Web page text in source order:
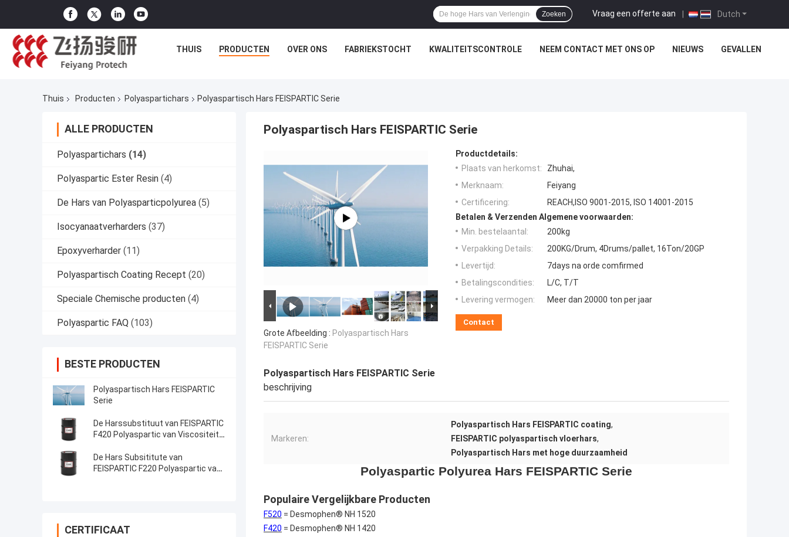
Dutch
Vraag een offerte aan |
Zoeken
THUIS PRODUCTEN OVER ONS FABRIEKSTOCHT KWALITEITSCONTROLE NEEM CONTACT MET ONS OP NIEUWS GEVALLEN
Thuis Producten Polyaspartichars Polyaspartisch Hars FEISPARTIC Serie
ALLE PRODUCTEN
Polyaspartichars (14)
Polyaspartic Ester Resin (4)
De Hars van Polyasparticpolyurea (5)
Isocyanaatverharders (37)
Epoxyverharder (11)
Polyaspartisch Coating Recept (20)
Speciale Chemische producten (4)
Polyaspartic FAQ (103)
BESTE PRODUCTEN
Polyaspartisch Hars FEISPARTIC
Serie
De Harssubstituut van FEISPARTIC
F420 Polyaspartic van Viscositeit
De Hars Subsititute van
FEISPARTIC F220 Polyaspartic van
CERTIFICAAT
Polyaspartisch Hars FEISPARTIC Serie
Grote Afbeelding : Polyaspartisch Hars
FEISPARTIC Serie
Productdetails:
Plaats van herkomst:
Zhuhai,
Merknaam:
Feiyang
Certificering:
REACH,ISO 9001-2015, ISO 14001-2015
Betalen & Verzenden Algemene voorwaarden:
Min. bestelaantal:
200kg
Verpakking Details:
200KG/Drum, 4Drums/pallet, 16Ton/20GP
Levertijd:
7days na orde comfirmed
Betalingscondities:
L/C, T/T
Levering vermogen:
Meer dan 20000 ton per jaar
Contact
Polyaspartisch Hars FEISPARTIC Serie
beschrijving
Markeren:
Polyaspartisch Hars FEISPARTIC coating,
FEISPARTIC polyaspartisch vloerhars,
Polyaspartisch Hars met hoge duurzaamheid
Polyaspartic Polyurea Hars FEISPARTIC Serie
Populaire Vergelijkbare Producten
F520 = Desmophen® NH 1520
F420 = Desmophen® NH 1420